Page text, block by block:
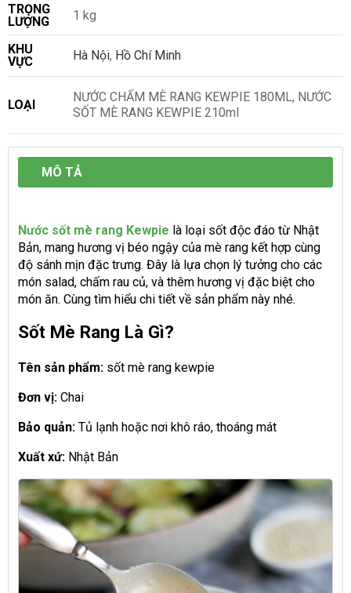
TRỌNG
LƯỢNG
1 kg
KHU
VỰC
Hà Nội, Hồ Chí Minh
LOẠI
NƯỚC CHẤM MÈ RANG KEWPIE 180ML, NƯỚC
SỐT MÈ RANG KEWPIE 210ml
MÔ TẢ
Nước sốt mè rang Kewpie là loại sốt độc đáo từ Nhật
Bản, mang hương vị béo ngậy của mè rang kết hợp cùng
độ sánh mịn đặc trưng. Đây là lựa chọn lý tưởng cho các
món salad, chấm rau củ, và thêm hương vị đặc biệt cho
món ăn. Cùng tìm hiểu chi tiết về sản phẩm này nhé.
Sốt Mè Rang Là Gì?
Tên sản phẩm: sốt mè rang kewpie
Đơn vị: Chai
Bảo quản: Tủ lạnh hoặc nơi khô ráo, thoáng mát
Xuất xứ: Nhật Bản